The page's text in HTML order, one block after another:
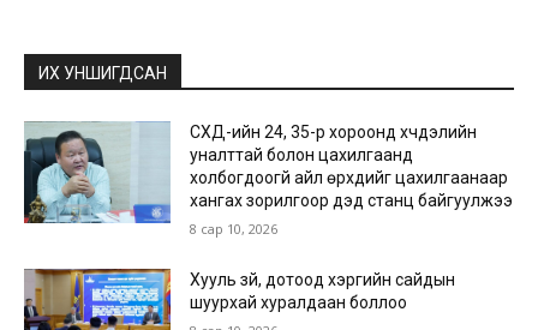
ИХ УНШИГДСАН
СХД-ийн 24, 35-р хороонд хүчдэлийн
уналттай болон цахилгаанд
холбогдоогүй айл өрхүүдийг цахилгаанаар
хангах зорилгоор дэд станц байгуулжээ
8 сар 10, 2026
Хууль зүй, дотоод хэргийн сайдын
шуурхай хуралдаан боллоо